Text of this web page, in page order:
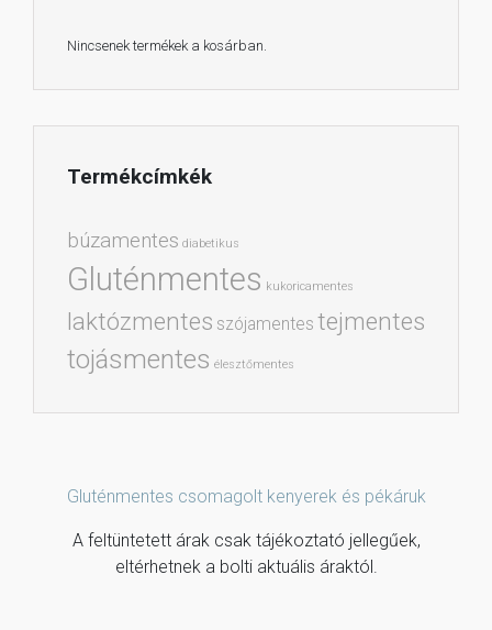
Nincsenek termékek a kosárban.
Termékcímkék
búzamentes diabetikus
Gluténmentes kukoricamentes
laktózmentes szójamentes tejmentes
tojásmentes élesztőmentes
Gluténmentes csomagolt kenyerek és pékáruk
A feltüntetett árak csak tájékoztató jellegűek,
eltérhetnek a bolti aktuális áraktól.